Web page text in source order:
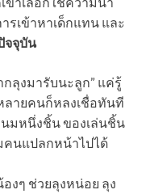
รเข้าหาเด็กแทน และ
จจุบัน
กลุงมารับนะลูก” แค่รู้
ลายคนก็หลงเชื่อทันที
นมหนึ่งชิ้น ของเล่นชิ้น
คนแปลกหน้าไปได้
องๆ ช่วยลุงหน่อย ลุง